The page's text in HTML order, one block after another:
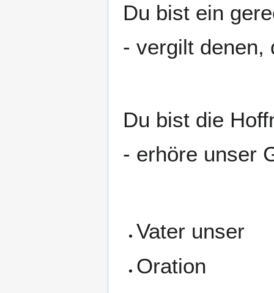
Du bist ein
- vergilt denen,
Du bist die
- erhöre unser
Vater unser
Oration